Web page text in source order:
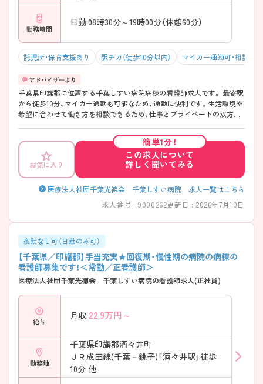
勤務時間
日勤:08時30分～19時00分（休憩60分）
託児所・保育支援あり 駅チカ（徒歩10分以内） マイカー通勤可・相談可
千葉県印旛郡に位置する千葉しすい病院病棟の看護師求人です。 最寄駅
から徒歩10分、マイカー通勤も可能なため、通勤に便利です。生活環境や
希望に合わせて働き方を相談できるため、仕事とプライベートの双方が
り、他職種との連携も取れる、雰囲気の良い環境です。 ご興味のある方に
は、面接対策ポイントなどさらに詳細をお話いたしますので、お気軽にご
相談ください。
お気に入り
簡単1分！
この求人について
詳しく聞いてみる
医療法人社団千葉光徳会 千葉しすい病院 求人一覧はこちら
求人番号 : 9000262更新日 : 2026年7月10日
夜勤なし可（日勤のみ可）
【千葉県／印旛郡】手当充実★回復期・慢性期の病院の病棟の
看護師募集です！＜常勤／正看護師＞
医療法人社団千葉光徳会 千葉しすい病院の看護師求人(正社員)
給与
月収 22.9万円～
勤務地
千葉県印旛郡酒々井町
ＪＲ成田線(千葉－銚子)「酒々井駅」徒歩
10分 他